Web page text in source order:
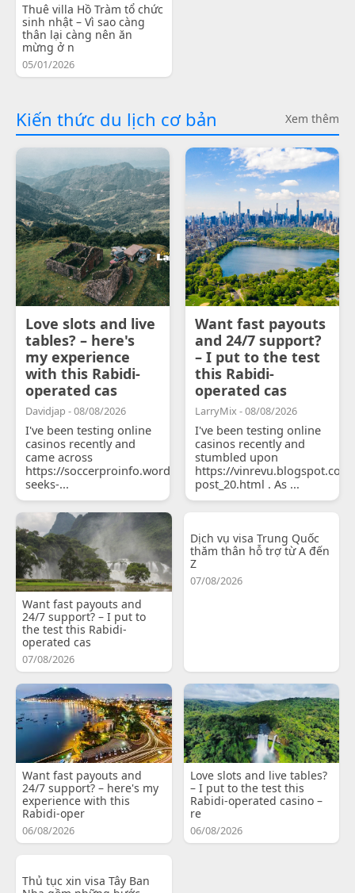
Thuê villa Hồ Tràm tổ chức
sinh nhật – Vì sao càng
thân lại càng nên ăn
mừng ở n
05/01/2026
Kiến thức du lịch cơ bản Xem thêm
Love slots and live
tables? – here's
my experience
with this Rabidi-
operated cas
Davidjap - 08/08/2026
I've been testing online
casinos recently and
came across
https://soccerproinfo.wordpress.com/2026/07/11/courtois-
seeks-...
Want fast payouts
and 24/7 support?
– I put to the test
this Rabidi-
operated cas
LarryMix - 08/08/2026
I've been testing online
casinos recently and
stumbled upon
https://
post_20.html . As ...
Want fast payouts and
24/7 support? – I put to
the test this Rabidi-
operated cas
07/08/2026
Dịch vụ visa Trung Quốc
thăm thân hỗ trợ từ A đến
Z
07/08/2026
Want fast payouts and
24/7 support? – here's my
experience with this
Rabidi-oper
06/08/2026
Love slots and live tables?
– I put to the test this
Rabidi-operated casino –
re
06/08/2026
Thủ tục xin visa Tây Ban